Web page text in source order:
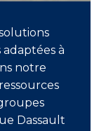
à
notre
Dassault